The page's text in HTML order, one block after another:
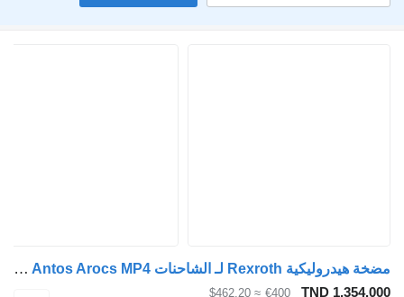
مضخة هيدروليكية Rexroth لـ الشاحنات Mercedes-Benz Actros Antos Arocs MP4
TND 1,354.000
€400
≈ $462.20